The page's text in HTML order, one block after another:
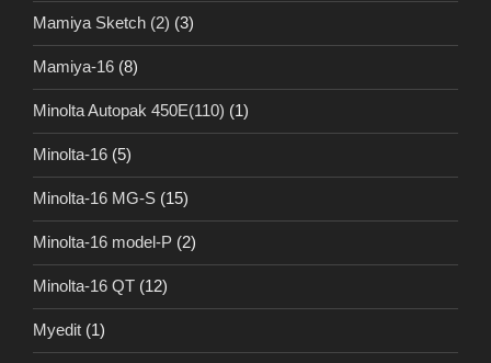
Mamiya Sketch (2) (3)
Mamiya-16 (8)
Minolta Autopak 450E(110) (1)
Minolta-16 (5)
Minolta-16 MG-S (15)
Minolta-16 model-P (2)
Minolta-16 QT (12)
Myedit (1)